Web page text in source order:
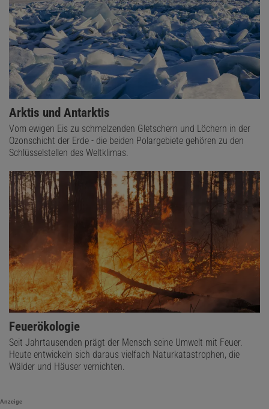
Arktis und Antarktis
Vom ewigen Eis zu schmelzenden Gletschern und Löchern in der
Ozonschicht der Erde - die beiden Polargebiete gehören zu den
Schlüsselstellen des Weltklimas.
Feuerökologie
Seit Jahrtausenden prägt der Mensch seine Umwelt mit Feuer.
Heute entwickeln sich daraus vielfach Naturkatastrophen, die
Wälder und Häuser vernichten.
Anzeige